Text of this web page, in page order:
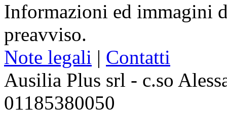
Informazioni ed immagini
preavviso.
Note legali | Contatti
Ausilia Plus srl - c.so
01185380050